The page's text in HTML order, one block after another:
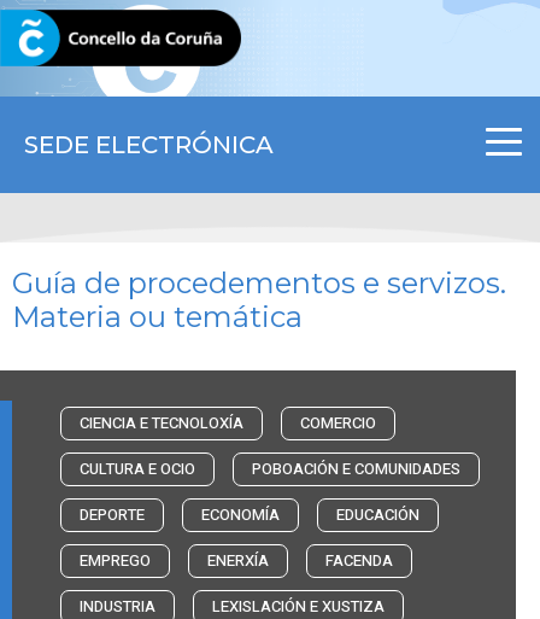
SEDE ELECTRÓNICA
CORUNA.GAL
Guía de procedementos e servizos.
Materia ou temática
CIENCIA E TECNOLOXÍA
COMERCIO
CULTURA E OCIO
POBOACIÓN E COMUNIDADES
DEPORTE
ECONOMÍA
EDUCACIÓN
EMPREGO
ENERXÍA
FACENDA
INDUSTRIA
LEXISLACIÓN E XUSTIZA